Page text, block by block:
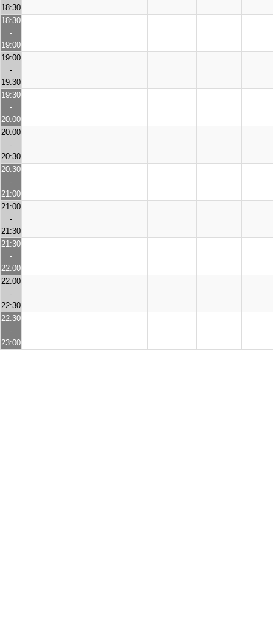
18:30
18:30
-
19:00
19:00
-
19:30
19:30
-
20:00
20:00
-
20:30
20:30
-
21:00
21:00
-
21:30
21:30
-
22:00
22:00
-
22:30
22:30
-
23:00